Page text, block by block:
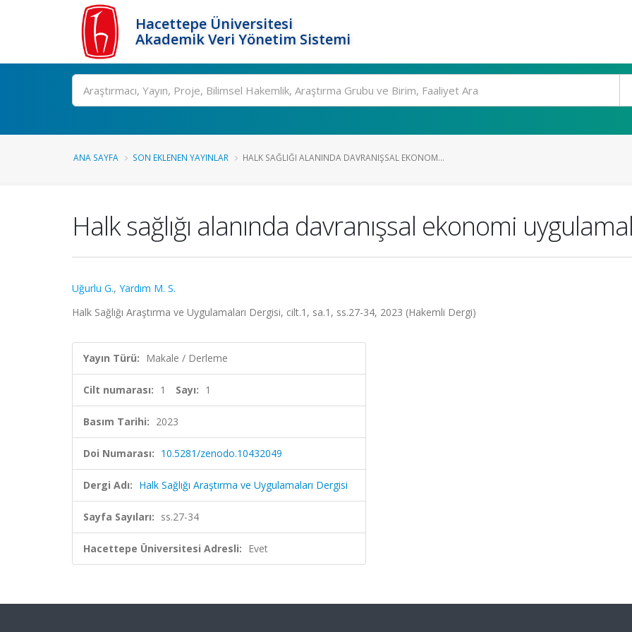
Hacettepe Üniversitesi
Akademik Veri Yönetim Sistemi
Ara
ANA SAYFA SON EKLENEN YAYINLAR HALK SAĞLIĞI ALANINDA DAVRANIŞSAL EKONOM...
Halk sağlığı alanında davranışsal ekonomi
Uğurlu G., Yardım M. S.
Halk Sağlığı Araştırma ve Uygulamaları Dergisi, cilt.1, sa.1, ss.27-34, 2023 (Hakemli Dergi)
Yayın Türü: Makale / Derleme
Cilt numarası: 1 Sayı: 1
Basım Tarihi: 2023
Doi Numarası: 10.5281/zenodo.10432049
Dergi Adı: Halk Sağlığı Araştırma ve Uygulamaları Dergisi
Sayfa Sayıları: ss.27-34
Hacettepe Üniversitesi Adresli: Evet